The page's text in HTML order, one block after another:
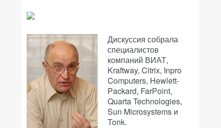
Дискуссия собрала
специалистов
компаний ВИАТ,
Kraftway, Citrix, Inpro
Computers, Hewlett-
Packard, FarPoint,
Quarta Technologies,
Sun Microsystems и
Tonk.